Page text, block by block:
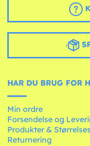
HAR DU BRUG FOR
Min ordre
Forsendelse og
Produkter &
Returnering